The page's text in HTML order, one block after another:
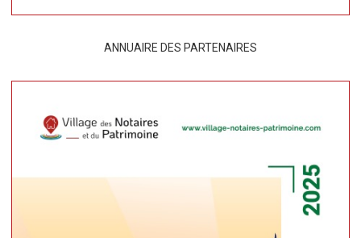
ANNUAIRE DES PARTENAIRES